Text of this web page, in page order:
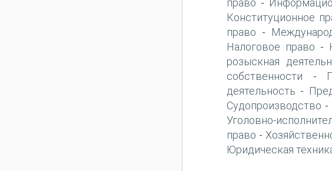
право -
Конституционное
право -
Налоговое право -
розыскная
собственности -
деятельность -
Судопроизводство -
Уголовно-
право -
Юридическая